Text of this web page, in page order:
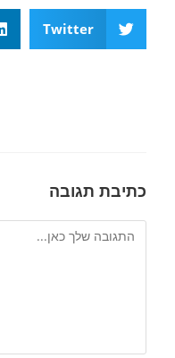
Twitter
כתיבת תגובה